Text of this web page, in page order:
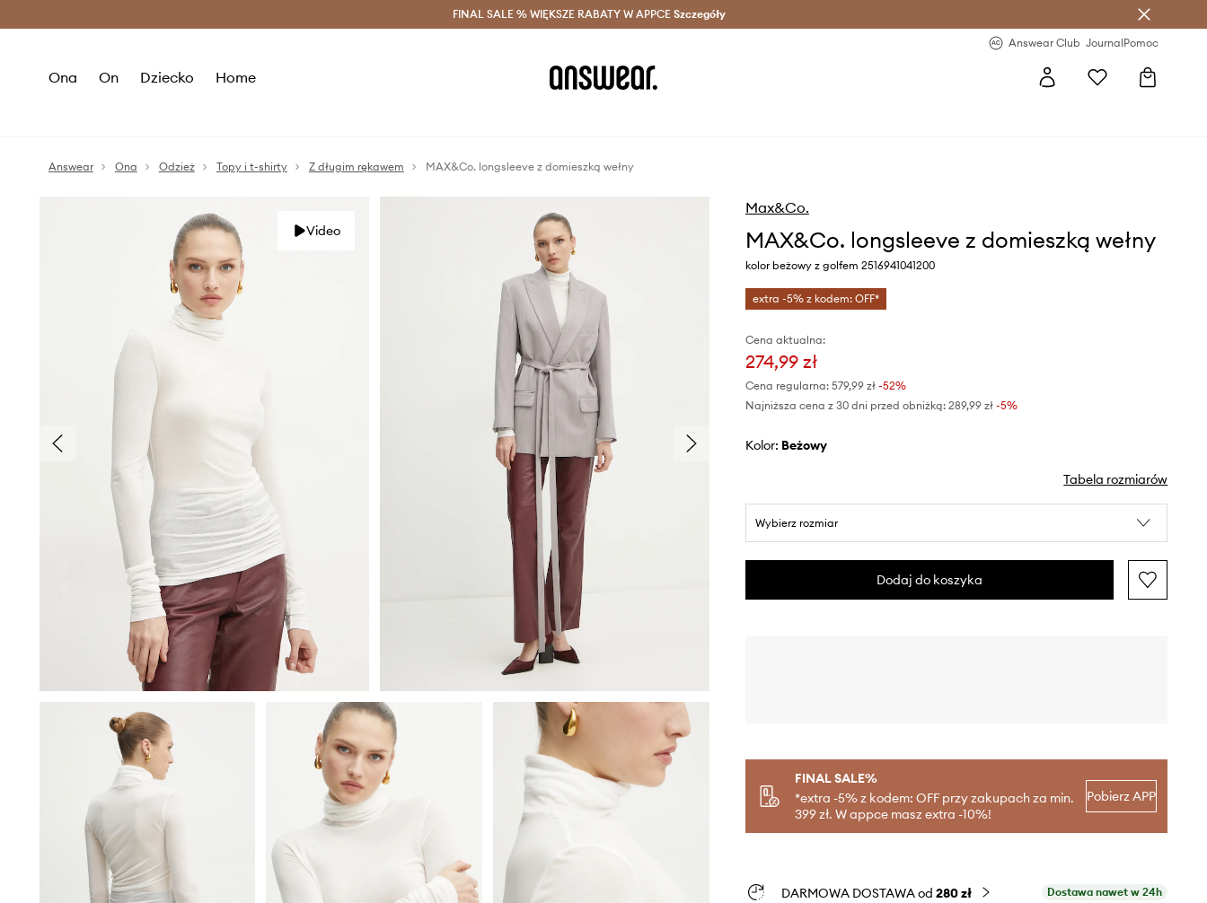
Oszczędzaj z Answear Club > Dostawa nawet w 24h >
FINAL SALE % WIĘKSZE RABATY W APPCE Szczegóły
Answear Club JournalPomoc
Ona On Dziecko Home
Answear Ona Odzież Topy i t-shirty Z długim rękawem MAX&Co. longsleeve z domieszką wełny
Video
Max&Co.
MAX&Co. longsleeve z domieszką wełny
kolor beżowy z golfem 2516941041200
extra -5% z kodem: OFF*
Cena aktualna:
274,99 zł
Cena regularna: 579,99 zł-52%
Najniższa cena z 30 dni przed obniżką: 289,99 zł -5%
Kolor: beżowy
Tabela rozmiarów
Wybierz rozmiar
Dodaj do koszyka
FINAL SALE%
*extra -5% z kodem: OFF przy zakupach za min.
399 zł. W appce masz extra -10%!
Pobierz APP
DARMOWA DOSTAWA od 280 zł Dostawa nawet w 24h